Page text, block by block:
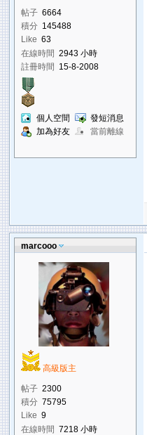
帖子 6664
積分 145488
Like 63
在線時間 2943 小時
註冊時間 15-8-2008
個人空間
發短消息
加為好友
當前離線
marcooo
高級版主
帖子 2300
積分 75795
Like 9
在線時間 7218 小時